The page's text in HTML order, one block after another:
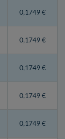
0,1749 €
0,1749 €
0,1749 €
0,1749 €
0,1749 €